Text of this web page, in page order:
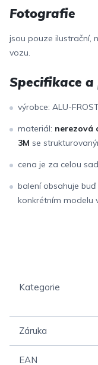
Fotografie
jsou pouze ilustrační,
vozu.
Specifikace
výrobce: ALU-
materiál: nerezová
3M se
cena je za celou
balení obsahuje
konkrétním modelu
Kategorie
Záruka
EAN